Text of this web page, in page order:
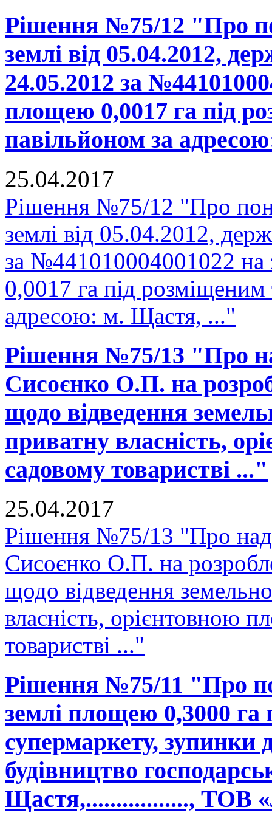
Рішення №75/12 "Про
землі від 05.04.2012,
24.05.2012 за
площею 0,0017 га під
павільйоном за
25.04.2017
Рішення №75/12 "Про
землі від 05.04.2012,
за №441010004001022 на
0,0017 га під
адресою: м. Щастя, ..."
Рішення №75/13 "Про
Сисоєнко О.П. на
щодо відведення
приватну власність,
садовому товаристві ..."
25.04.2017
Рішення №75/13 "Про
Сисоєнко О.П. на
щодо відведення
власність, орієнтовною
товаристві ..."
Рішення №75/11 "Про
землі площею 0,3000 га
супермаркету,
будівництво
Щастя,................., ТОВ